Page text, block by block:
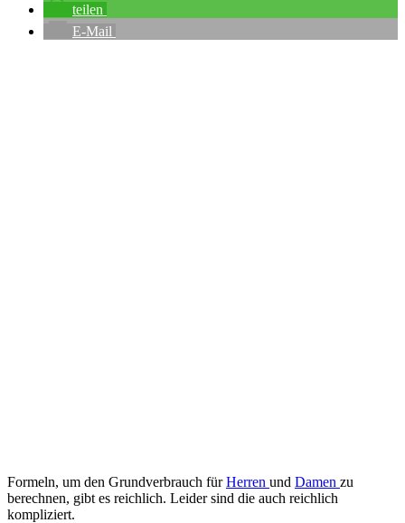
teilen
E-Mail
Formeln, um den Grundverbrauch fürHerren und Damen zu
berechnen, gibt es reichlich. Leider sind die auch reichlich
kompliziert.